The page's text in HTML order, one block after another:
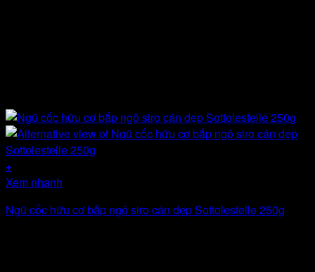
+
Xem nhanh
Ngũ cốc hữu cơ bắp ngô siro cán dẹp Sottolestelle 250g